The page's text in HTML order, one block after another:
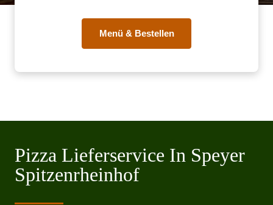
Menü & Bestellen
Pizza Lieferservice In Speyer
Spitzenrheinhof